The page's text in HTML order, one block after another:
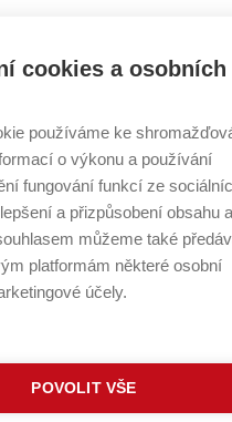
Tomáše Kříže
všude jezdil na
Chromí: Já byla
i analyzovat. Eliška
splnil celoživotní sen, na
kazašský lezec z VUT
cookies a osobních
používáme ke
o výkonu a používání
fungování funkcí ze
a přizpůsobení obsahu a
můžeme také
platformám některé osobní
účely.
POVOLIT VŠE